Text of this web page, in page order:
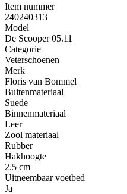
Item nummer
240240313
Model
De Scooper 05.11
Categorie
Veterschoenen
Merk
Floris van Bommel
Buitenmateriaal
Suede
Binnenmateriaal
Leer
Zool materiaal
Rubber
Hakhoogte
2.5 cm
Uitneembaar voetbed
Ja